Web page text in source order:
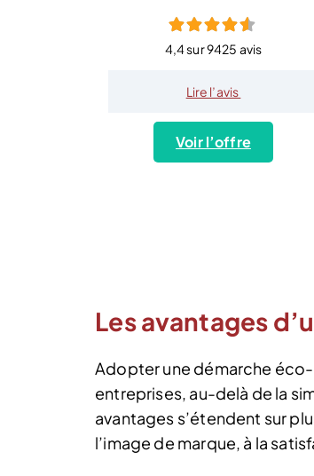
4,4 sur 9425 avis
Lire l’avis
Voir l’offre
Les avantages
Adopter une démarche
entreprises, au-delà de la
avantages s’étendent sur
l’image de marque, à la